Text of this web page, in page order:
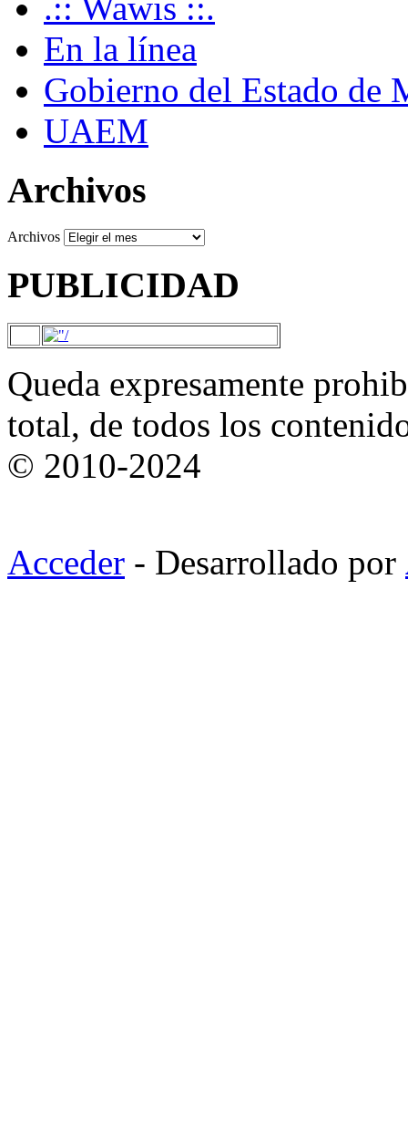
.:: Wawis ::.
En la línea
Gobierno del Estado de
UAEM
Archivos
Archivos
PUBLICIDAD
Queda expresamente
total, de todos los
© 2010-2024
Acceder - Desarrollado por